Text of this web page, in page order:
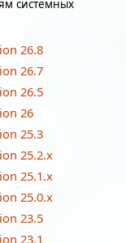
системных
26.8
26.7
26.5
26
25.3
25.2.x
25.1.x
25.0.x
23.5
23.1